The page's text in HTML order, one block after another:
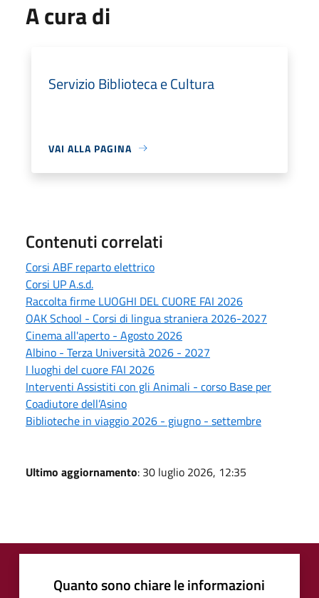
A cura di
Servizio Biblioteca e Cultura
VAI ALLA PAGINA
Contenuti correlati
Corsi ABF reparto elettrico
Corsi UP A.s.d.
Raccolta firme LUOGHI DEL CUORE FAI 2026
OAK School - Corsi di lingua straniera 2026-2027
Cinema all'aperto - Agosto 2026
Albino - Terza Università 2026 - 2027
I luoghi del cuore FAI 2026
Interventi Assistiti con gli Animali - corso Base per
Coadiutore dell’Asino
Biblioteche in viaggio 2026 - giugno - settembre
Ultimo aggiornamento: 30 luglio 2026, 12:35
Quanto sono chiare le informazioni